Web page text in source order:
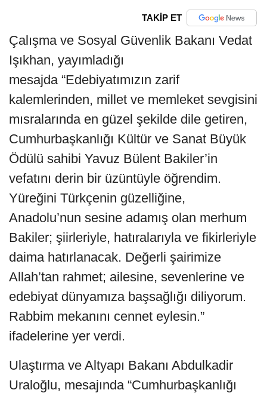
TAKİP ET
Çalışma ve Sosyal Güvenlik Bakanı Vedat
Işıkhan, yayımladığı
mesajda “Edebiyatımızın zarif
kalemlerinden, millet ve memleket sevgisini
mısralarında en güzel şekilde dile getiren,
Cumhurbaşkanlığı Kültür ve Sanat Büyük
Ödülü sahibi Yavuz Bülent Bakiler’in
vefatını derin bir üzüntüyle öğrendim.
Yüreğini Türkçenin güzelliğine,
Anadolu’nun sesine adamış olan merhum
Bakiler; şiirleriyle, hatıralarıyla ve fikirleriyle
daima hatırlanacak. Değerli şairimize
Allah’tan rahmet; ailesine, sevenlerine ve
edebiyat dünyamıza başsağlığı diliyorum.
Rabbim mekanını cennet eylesin.”
ifadelerine yer verdi.
Ulaştırma ve Altyapı Bakanı Abdulkadir
Uraloğlu, mesajında “Cumhurbaşkanlığı